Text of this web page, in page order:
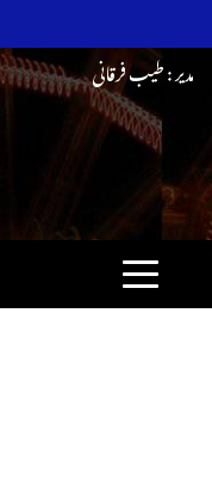
content
مدیر : طیب فرقانی